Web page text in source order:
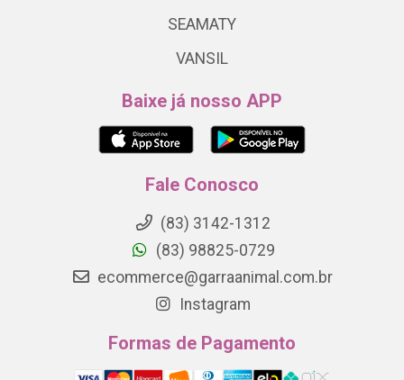
SEAMATY
VANSIL
Baixe já nosso APP
Fale Conosco
(83) 3142-1312
(83) 98825-0729
ecommerce@garraanimal.com.br
Instagram
Formas de Pagamento